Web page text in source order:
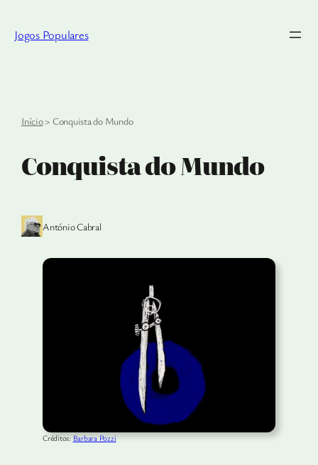
Jogos Populares
Início> Conquista do Mundo
Conquista do Mundo
António Cabral
Créditos:Barbara Pozzi